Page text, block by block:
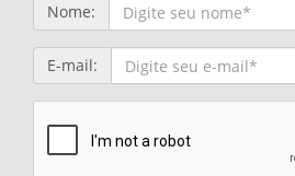
Nome:
E-mail: